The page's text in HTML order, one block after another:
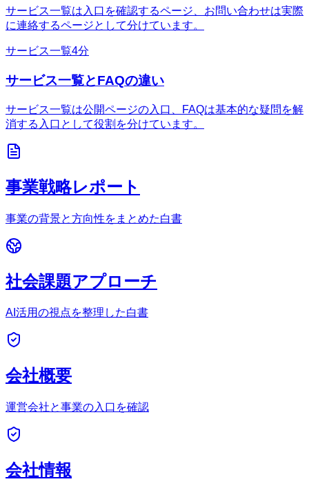
サービス一覧は入口を確認するページ、お問い合わせは実際
に連絡するページとして分けています。
サービス一覧4分
サービス一覧とFAQの違い
サービス一覧は公開ページの入口、FAQは基本的な疑問を解
消する入口として役割を分けています。
事業戦略レポート
事業の背景と方向性をまとめた白書
社会課題アプローチ
AI活用の視点を整理した白書
会社概要
運営会社と事業の入口を確認
会社情報